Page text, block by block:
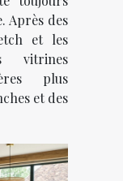
Après des
et les
vitrines
plus
et des